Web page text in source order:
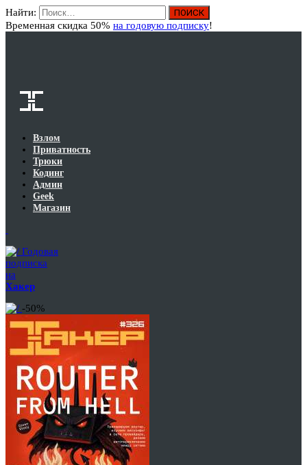
Найти:
Временная скидка 50% на годовую подписку!
Взлом
Приватность
Трюки
Кодинг
Админ
Geek
Магазин
Годовая
подписка
на
Хакер
-50%